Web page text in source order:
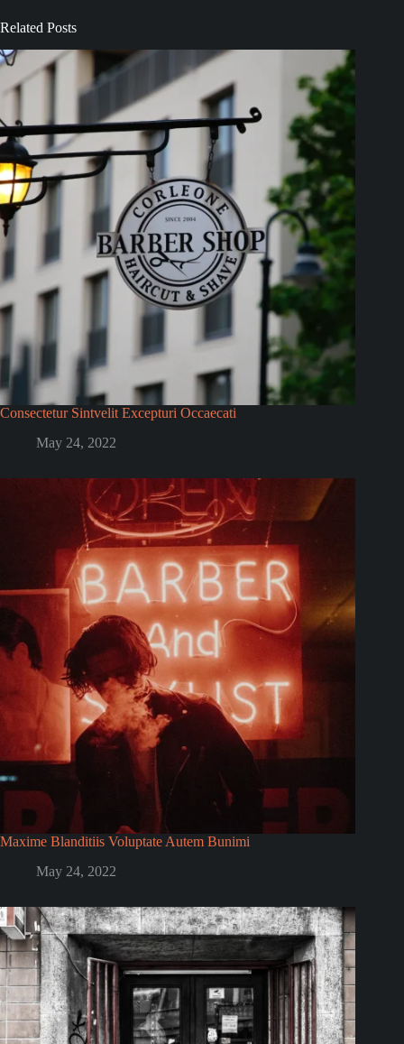
Related Posts
Consectetur Sintvelit Excepturi Occaecati
May 24, 2022
Maxime Blanditiis Voluptate Autem Bunimi
May 24, 2022